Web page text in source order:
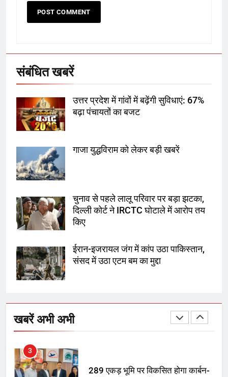
संबंधित खबरें
उत्तर प्रदेश में गांवों में बढ़ेंगी सुविधाएं: 67%
बढ़ा पंचायतों का बजट
गाजा युद्धविराम को लेकर बड़ी खबरें
चुनाव से पहले लालू परिवार पर बड़ा झटका,
दिल्ली कोर्ट ने IRCTC घोटाले में आरोप तय
किए
ईरान-इजरायल जंग में कांप उठा पाकिस्तान,
संसद में उठा एटम बम का मुद्दा
खबरें अभी अभी
7
गाजा युद्धविराम को लेकर बड़ी खबरें
8
तय किए
1
रोशन सिंह के नाम पर करने की मांग तेज
अमर शहीद ठाकुर रोशन सिंह के नाम पर
स्वरूप रानी नेहरू चिकित्सालय का
3
289 एकड़ भूमि पर विकसित होगा कार्बन-